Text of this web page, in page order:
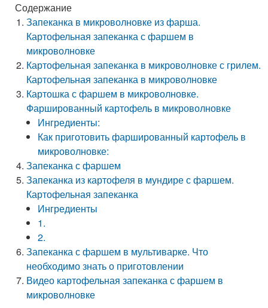
Содержание
Запеканка в микроволновке из фарша.
Картофельная запеканка с фаршем в
микроволновке
Картофельная запеканка в микроволновке с грилем.
Картофельная запеканка в микроволновке
Картошка с фаршем в микроволновке.
Фаршированный картофель в микроволновке
Ингредиенты:
Как приготовить фаршированный картофель в
микроволновке:
Запеканка с фаршем
Запеканка из картофеля в мундире с фаршем.
Картофельная запеканка
Ингредиенты
1.
2.
Запеканка с фаршем в мультиварке. Что
необходимо знать о приготовлении
Видео картофельная запеканка с фаршем в
микроволновке